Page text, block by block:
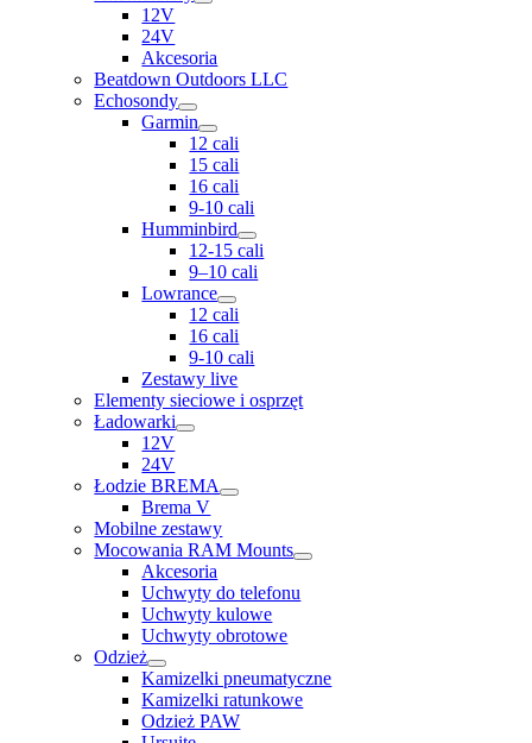
12V
24V
Akcesoria
Beatdown Outdoors LLC
Echosondy
Garmin
12 cali
15 cali
16 cali
9-10 cali
Humminbird
12-15 cali
9–10 cali
Lowrance
12 cali
16 cali
9-10 cali
Zestawy live
Elementy sieciowe i osprzęt
Ładowarki
12V
24V
Łodzie BREMA
Brema V
Mobilne zestawy
Mocowania RAM Mounts
Akcesoria
Uchwyty do telefonu
Uchwyty kulowe
Uchwyty obrotowe
Odzież
Kamizelki pneumatyczne
Kamizelki ratunkowe
Odzież PAW